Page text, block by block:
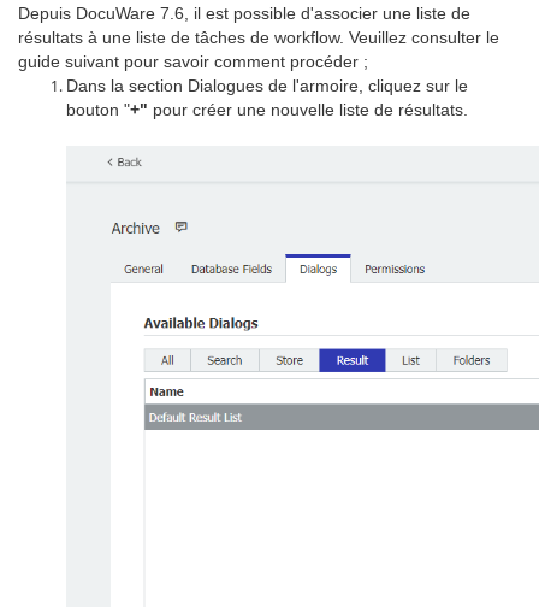
Depuis DocuWare 7.6, il est possible d'associer une liste de
résultats à une liste de tâches de workflow. Veuillez consulter le
guide suivant pour savoir comment procéder ;
Dans la section Dialogues de l'armoire, cliquez sur le
bouton "+" pour créer une nouvelle liste de résultats.